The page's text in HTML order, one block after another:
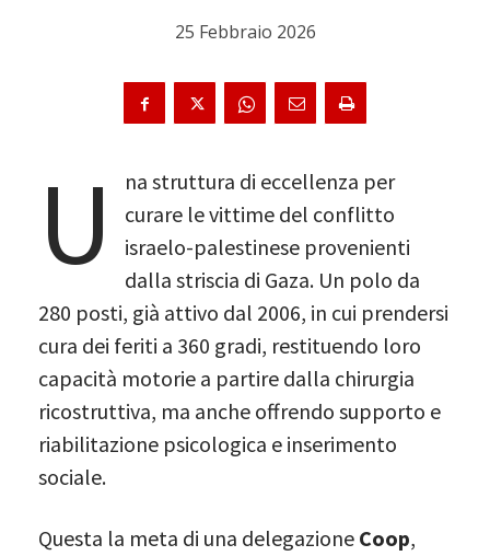
25 Febbraio 2026
U
na struttura di eccellenza per
curare le vittime del conflitto
israelo-palestinese provenienti
dalla striscia di Gaza. Un polo da
280 posti, già attivo dal 2006, in cui prendersi
cura dei feriti a 360 gradi, restituendo loro
capacità motorie a partire dalla chirurgia
ricostruttiva, ma anche offrendo supporto e
riabilitazione psicologica e inserimento
sociale.
Questa la meta di una delegazione Coop,